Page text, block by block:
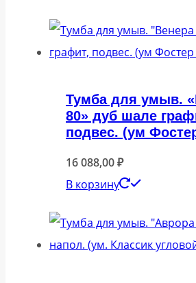
Тумба для умыв.
80» дуб шале
подвес. (ум
16 088,00₽
В корзину